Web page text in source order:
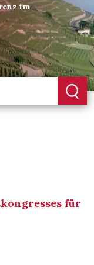
im
für